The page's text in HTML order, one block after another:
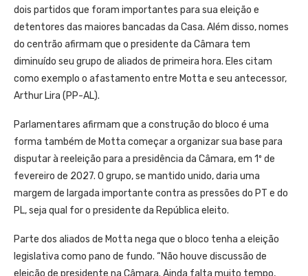
dois partidos que foram importantes para sua eleição e
detentores das maiores bancadas da Casa. Além disso, nomes
do centrão afirmam que o presidente da Câmara tem
diminuído seu grupo de aliados de primeira hora. Eles citam
como exemplo o afastamento entre Motta e seu antecessor,
Arthur Lira (PP-AL).
Parlamentares afirmam que a construção do bloco é uma
forma também de Motta começar a organizar sua base para
disputar à reeleição para a presidência da Câmara, em 1º de
fevereiro de 2027. O grupo, se mantido unido, daria uma
margem de largada importante contra as pressões do PT e do
PL, seja qual for o presidente da República eleito.
Parte dos aliados de Motta nega que o bloco tenha a eleição
legislativa como pano de fundo. “Não houve discussão de
eleição de presidente na Câmara. Ainda falta muito tempo,